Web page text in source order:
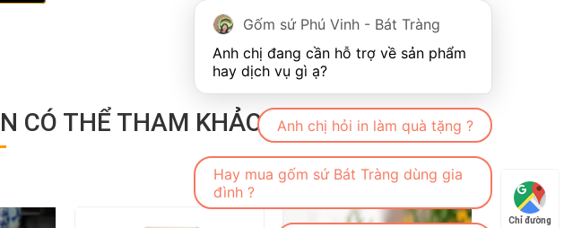
Save
CÓ THỂ THAM KHẢO
Chỉ đường
Gốm sứ Phú Vinh - Bát Tràng
Anh chị đang cần hỗ trợ về sản phẩm
Anh chị hỏi in làm quà tặng ?
Hay mua gốm sứ Bát Tràng dùng gia
đình ?